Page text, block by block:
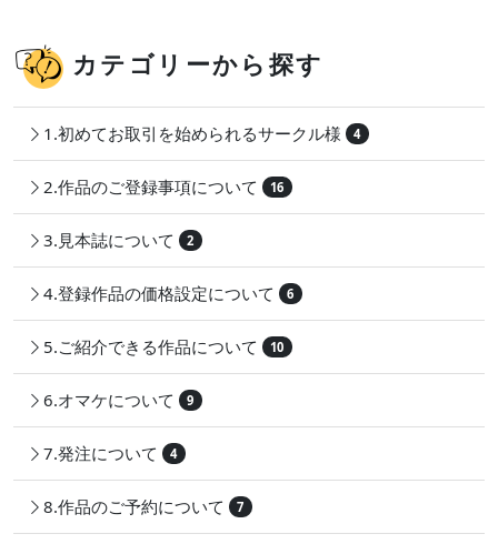
カテゴリーから探す
1.初めてお取引を始められるサークル様 4
2.作品のご登録事項について 16
3.見本誌について 2
4.登録作品の価格設定について 6
5.ご紹介できる作品について 10
6.オマケについて 9
7.発注について 4
8.作品のご予約について 7